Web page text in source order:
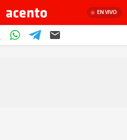
EN VIVO